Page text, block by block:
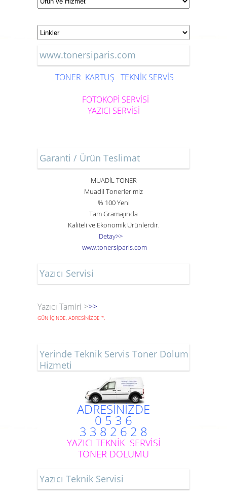
www.tonersiparis.com
TONER KARTUŞ TEKNİK SERVİS
FOTOKOPİ SERVİSİ
YAZICI SERVİSİ
Garanti / Ürün Teslimat
MUADİL TONER
Muadil Tonerlerimiz
% 100 Yeni
Tam Gramajında
Kaliteli ve Ekonomik Ürünlerdir.
Detay>>
www.tonersiparis.com
Yazıcı Servisi
Yazıcı Tamiri >>>
GÜN İÇİNDE, ADRESİNİZDE *.
Yerinde Teknik Servis Toner Dolum
Hizmeti
ADRESİNİZDE
0 5 3 6
3 3 8 2 6 2 8
YAZICI TEKNİK SERVİSİ
TONER DOLUMU
Yazıcı Teknik Servisi